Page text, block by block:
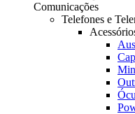
Comunicações
Telefones e